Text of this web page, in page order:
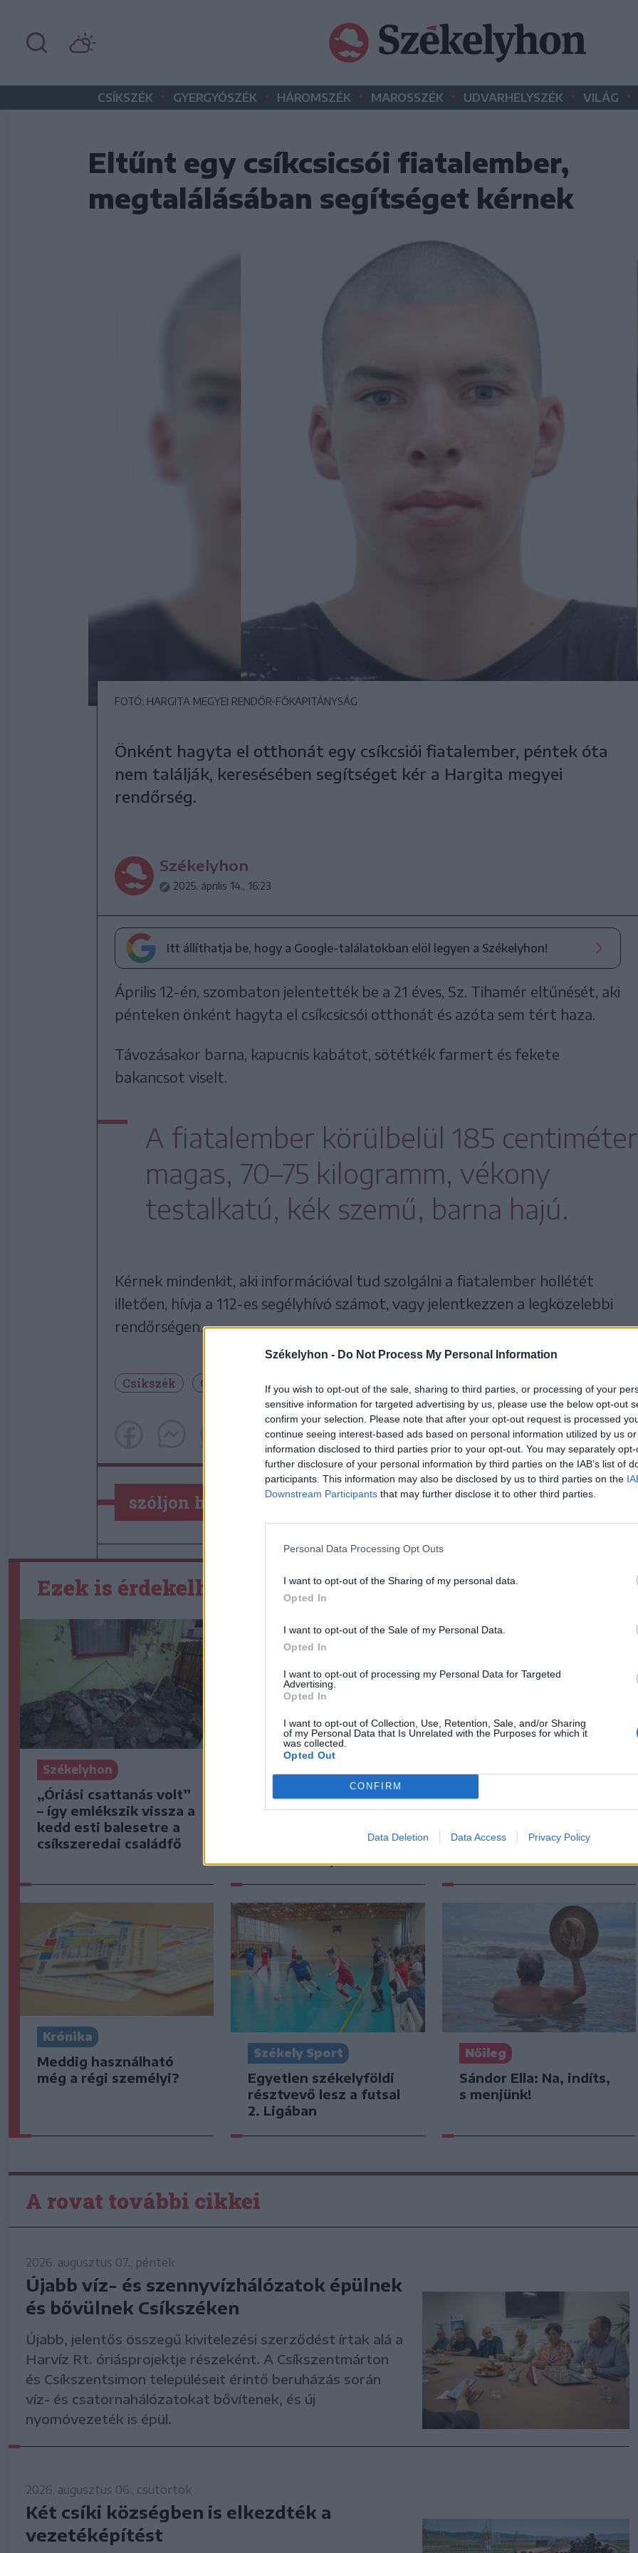
Székelyhon - Do Not Process My Personal Information
If you wish to opt-out of the sale, sharing to third parties, or processing of your
sensitive information for targeted advertising by us, please use the below opt-out
confirm your selection. Please note that after your opt-out request is processed
continue seeing interest-based ads based on personal information utilized by us
information disclosed to third parties prior to your opt-out. You may separately
further disclosure of your personal information by third parties on the IAB’s list of
participants. This information may also be disclosed by us to third parties on the
Downstream Participants that may further disclose it to other third parties.
Personal Data Processing Opt Outs
I want to opt-out of the Sharing of my personal data.
Opted In
I want to opt-out of the Sale of my Personal Data.
Opted In
I want to opt-out of processing my Personal Data for Targeted
Advertising.
Opted In
I want to opt-out of Collection, Use, Retention, Sale, and/or Sharing
of my Personal Data that Is Unrelated with the Purposes for which it
was collected.
Opted Out
CONFIRM
Data Deletion Data Access Privacy Policy
CSÍKSZÉK • GYERGYÓSZÉK • HÁROMSZÉK • MAROSSZÉK • UDVARHELYSZÉK • VILÁG •
Eltűnt egy csíkcsicsói fiatalember,
megtalálásában segítséget kérnek
FOTÓ: HARGITA MEGYEI RENDŐR-FŐKAPITÁNYSÁG
Önként hagyta el otthonát egy csíkcsiói fiatalember, péntek óta
nem találják, keresésében segítséget kér a Hargita megyei
rendőrség.
Székelyhon
2025. április 14., 16:23
Itt állíthatja be, hogy a Google-találatokban elöl legyen a Székelyhon!
Április 12-én, szombaton jelentették be a 21 éves, Sz. Tihamér eltűnését, aki
pénteken önként hagyta el csíkcsicsói otthonát és azóta sem tért haza.
Távozásakor barna, kapucnis kabátot, sötétkék farmert és fekete
bakancsot viselt.
A fiatalember körülbelül 185 centiméter
magas, 70–75 kilogramm, vékony
testalkatú, kék szemű, barna hajú.
Kérnek mindenkit, aki információval tud szolgálni a fiatalember hollétét
illetően, hívja a 112-es segélyhívó számot, vagy jelentkezzen a legközelebbi
rendőrségen.
Csíkszék Csíkcsicsó
szóljon hozzá!
Ezek is érdekelhetik
Székelyhon
„Óriási csattanás volt”
– így emlékszik vissza a
kedd esti balesetre a
csíkszeredai családfő
Visszaküldte a
parlamentnek Nicușor
kilövését lehetővé
Súlyos veszteség,
kilenc hónapra
csapatkapitányát
Krónika
Meddig használható
még a régi személyi?
Székely Sport
Egyetlen székelyföldi
résztvevő lesz a futsal
2. Ligában
Nőileg
Sándor Ella: Na, indíts,
s menjünk!
A rovat további cikkei
2026. augusztus 07., péntek
Újabb víz- és szennyvízhálózatok épülnek
és bővülnek Csíkszéken
Újabb, jelentős összegű kivitelezési szerződést írtak alá a
Harvíz Rt. óriásprojektje részeként. A Csíkszentmárton
és Csíkszentsimon településeit érintő beruházás során
víz- és csatornahálózatokat bővítenek, és új
nyomóvezeték is épül.
2026. augusztus 06., csütörtök
Két csíki községben is elkezdték a
vezetéképítést